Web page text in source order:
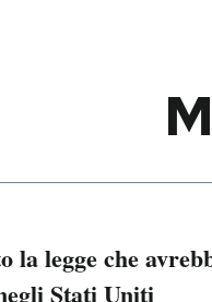
la legge che
Stati Uniti